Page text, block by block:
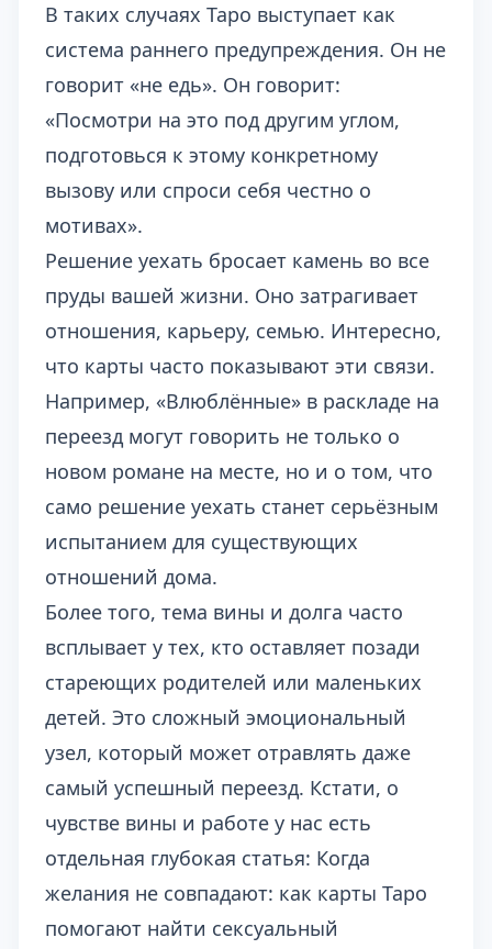
В таких случаях Таро выступает как
система раннего предупреждения. Он не
говорит «не едь». Он говорит:
«Посмотри на это под другим углом,
подготовься к этому конкретному
вызову или спроси себя честно о
мотивах».
Решение уехать бросает камень во все
пруды вашей жизни. Оно затрагивает
отношения, карьеру, семью. Интересно,
что карты часто показывают эти связи.
Например, «Влюблённые» в раскладе на
переезд могут говорить не только о
новом романе на месте, но и о том, что
само решение уехать станет серьёзным
испытанием для существующих
отношений дома.
Более того, тема вины и долга часто
всплывает у тех, кто оставляет позади
стареющих родителей или маленьких
детей. Это сложный эмоциональный
узел, который может отравлять даже
самый успешный переезд. Кстати, о
чувстве вины и работе у нас есть
отдельная глубокая статья: Когда
желания не совпадают: как карты Таро
помогают найти сексуальный